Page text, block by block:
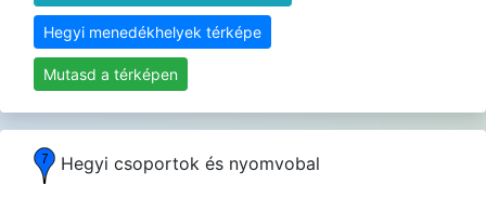
Hegyi menedékhelyek térképe
Mutasd a térképen
Hegyi csoportok és nyomvobal